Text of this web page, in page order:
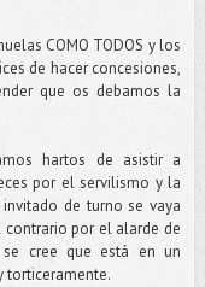
COMO TODOS y los
de hacer concesiones,
que os debamos la
hartos de asistir a
por el servilismo y la
de turno se vaya
por el alarde de
cree que está en un
torticeramente.